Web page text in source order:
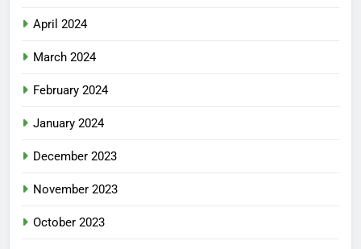
April 2024
March 2024
February 2024
January 2024
December 2023
November 2023
October 2023